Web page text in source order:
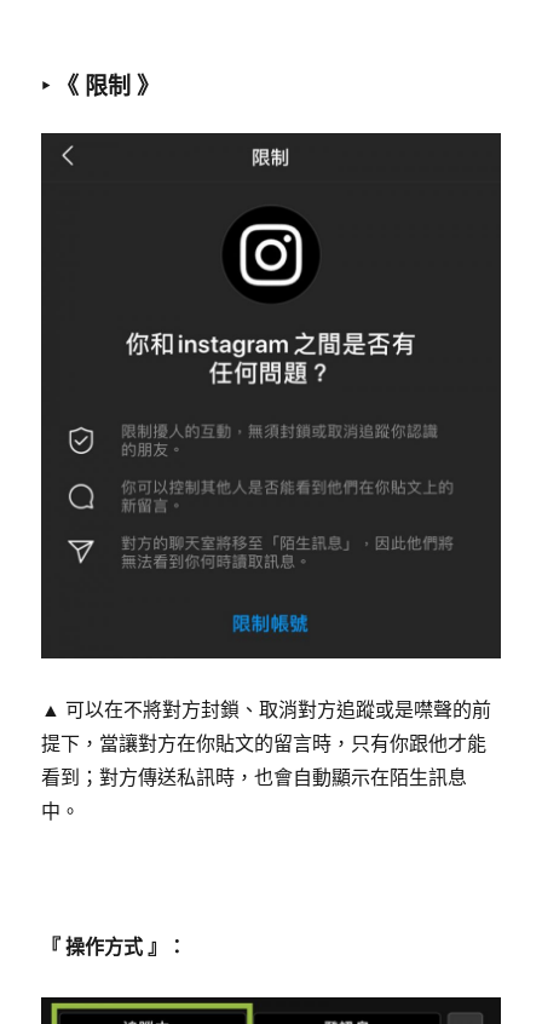
‣ 《 限制 》
▲ 可以在不將對方封鎖、取消對方追蹤或是噤聲的前
提下，當讓對方在你貼文的留言時，只有你跟他才能
看到；對方傳送私訊時，也會自動顯示在陌生訊息
中。
『 操作方式 』：